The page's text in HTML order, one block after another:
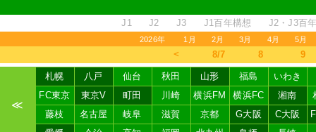
J1 J2 J3 J1百年構想 J2・J3百
2026年 1月 2月 3月 4月 5月
＜ 8/7 8 9
≪
札幌 八戸 仙台 秋田 山形 福島
いわき
FC東京
東京V 町田 川崎 横浜FM 横浜FC 湘南
藤枝
名古屋 岐阜 滋賀 京都 G大阪 C大阪